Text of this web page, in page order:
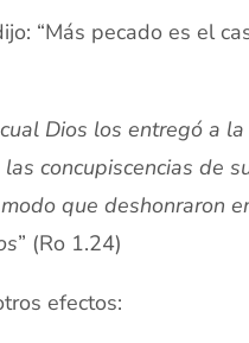
“Más pecado es el
Dios los entregó a la
concupiscencias de
que deshonraron
” (Ro 1.24)
efectos: